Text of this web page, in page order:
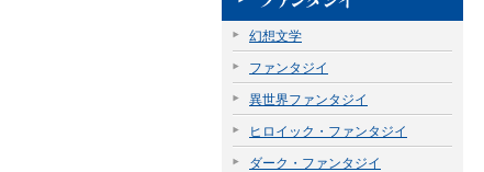
幻想文学
ファンタジイ
異世界ファンタジイ
ヒロイック・ファンタジイ
ダーク・ファンタジイ